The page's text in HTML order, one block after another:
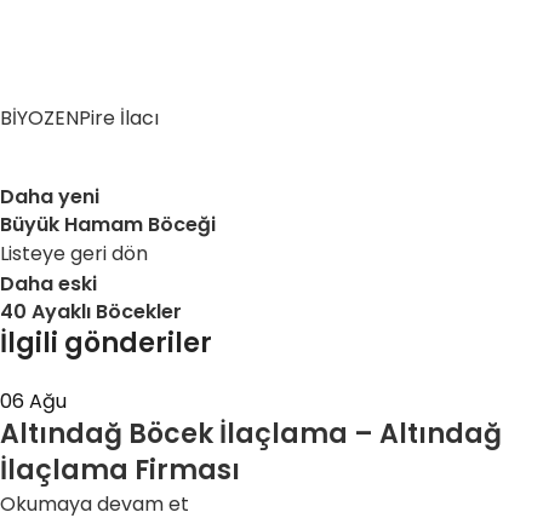
BİYOZENPire İlacı
Daha yeni
Büyük Hamam Böceği
Listeye geri dön
Daha eski
40 Ayaklı Böcekler
İlgili gönderiler
06Ağu
Altındağ Böcek İlaçlama – Altındağ
İlaçlama Firması
Okumaya devam et